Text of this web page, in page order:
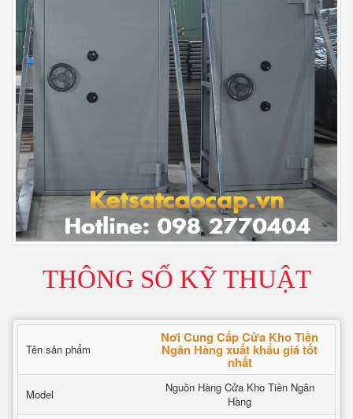
THÔNG SỐ KỸ THUẬT
Tên sản phẩm
Nơi Cung Cấp Cửa Kho Tiền
Ngân Hàng xuất khẩu giá tốt
nhất
Model
Nguồn Hàng Cửa Kho Tiền Ngân
Hàng